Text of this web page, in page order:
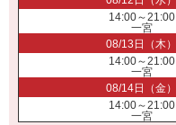
14:00～21:00
一宮
08/13日（木）
14:00～21:00
一宮
08/14日（金）
14:00～21:00
一宮